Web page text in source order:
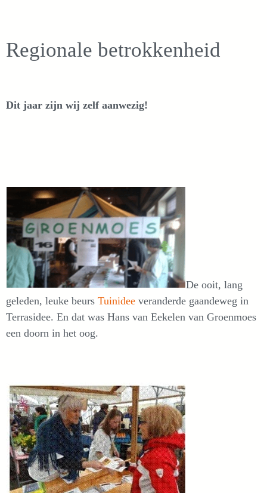
Regionale betrokkenheid
Dit jaar zijn wij zelf aanwezig!
De ooit, lang
geleden, leuke beurs Tuinidee veranderde gaandeweg in
Terrasidee. En dat was Hans van Eekelen van Groenmoes
een doorn in het oog.